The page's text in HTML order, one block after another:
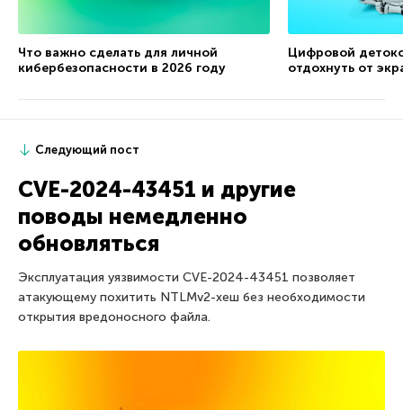
Что важно сделать для личной
кибербезопасности в 2026 году
Цифровой
отдохнуть от
Следующий пост
CVE-2024-43451 и другие
поводы немедленно
обновляться
Эксплуатация уязвимости CVE-2024-43451 позволяет
атакующему похитить NTLMv2-хеш без необходимости
открытия вредоносного файла.